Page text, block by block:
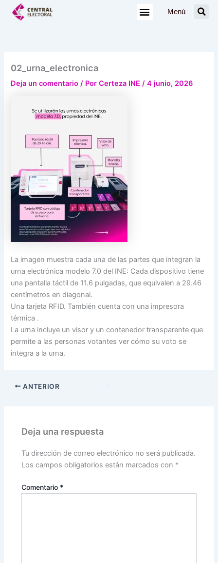
Menú
02_urna_electronica
Deja un comentario / PorCerteza INE/4 junio, 2026
La imagen muestra cada una de las partes que integran la
urna electrónica modelo 7.0 del INE: Cada dispositivo tiene
una pantalla táctil de 11.6 pulgadas, que equivalen a 29.46
centímetros en diagonal.
Una tarjeta RFID. También cuenta con una impresora
térmica .
La urna incluye un visor y un contenedor transparente que
permite a las personas votantes ver cómo su voto se
integra a la urna.
ANTERIOR
Deja una respuesta
Tu dirección de correo electrónico no será publicada.
Los campos obligatorios están marcados con *
Comentario *